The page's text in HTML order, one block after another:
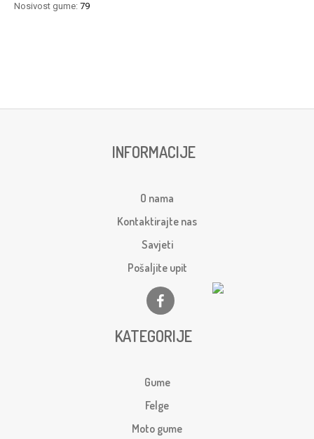
Nosivost gume: 79
INFORMACIJE
O nama
Kontaktirajte nas
Savjeti
Pošaljite upit
KATEGORIJE
Gume
Felge
Moto gume